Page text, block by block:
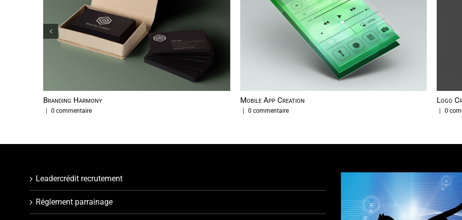
Branding Harmony
| 0 commentaire
Mobile App Creation
| 0 commentaire
Logo
| 0
Leadercrédit recrutement
Réglement parrainage